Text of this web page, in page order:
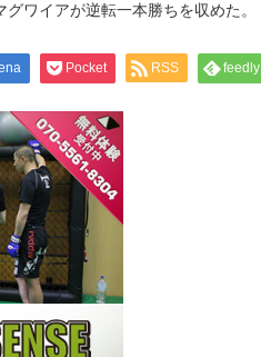
ワイアが逆転一本勝ちを収めた。
Pocket RSS feedly